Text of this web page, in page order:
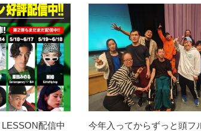
配信中
今年入ってからずっと頭フ